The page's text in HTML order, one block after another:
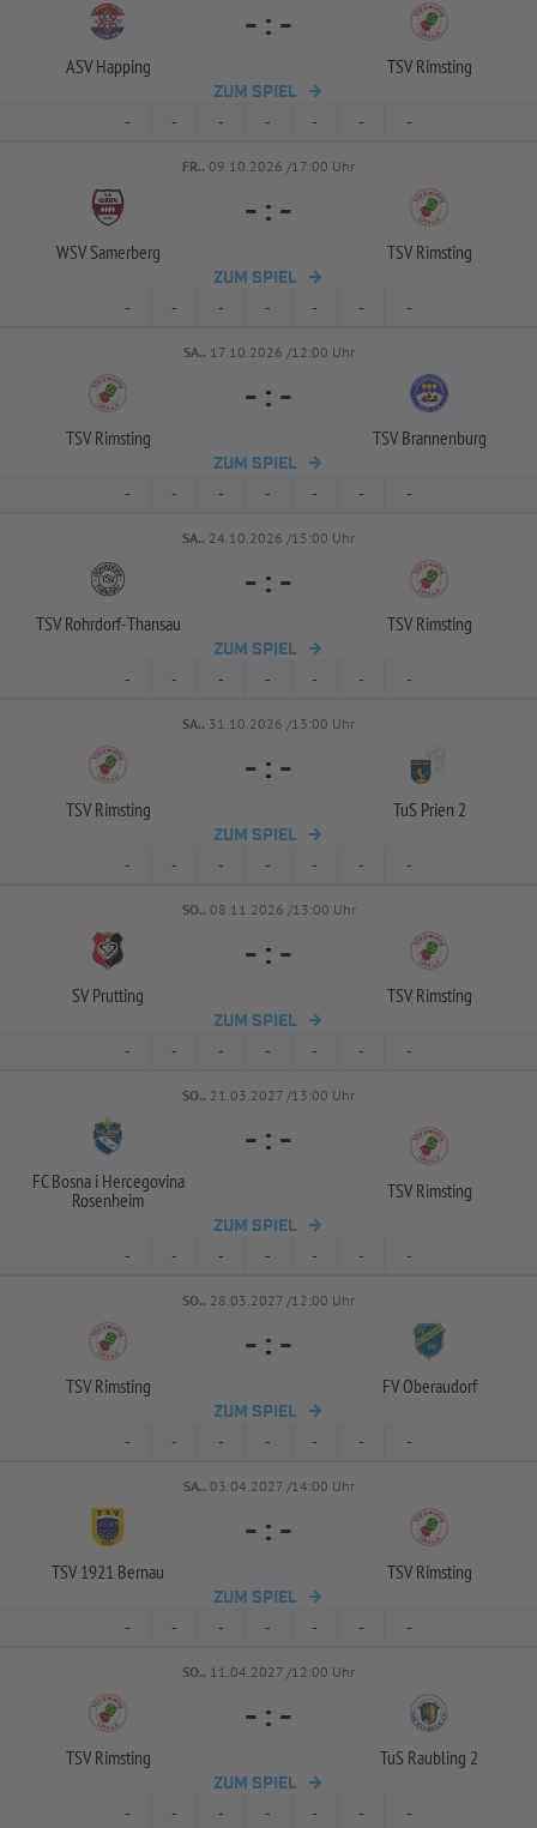
ASV Happing
- : -
TSV Rimsting
ZUM SPIEL
- - - - - - -
FR.. 09.10.2026 /17:00 Uhr
WSV Samerberg
- : -
TSV Rimsting
ZUM SPIEL
- - - - - - -
SA.. 17.10.2026 /12:00 Uhr
TSV Rimsting
- : -
TSV Brannenburg
ZUM SPIEL
- - - - - - -
SA.. 24.10.2026 /15:00 Uhr
TSV Rohrdorf-Thansau
- : -
TSV Rimsting
ZUM SPIEL
- - - - - - -
SA.. 31.10.2026 /13:00 Uhr
TSV Rimsting
- : -
TuS Prien 2
ZUM SPIEL
- - - - - - -
SO.. 08.11.2026 /13:00 Uhr
SV Prutting
- : -
TSV Rimsting
ZUM SPIEL
- - - - - - -
SO.. 21.03.2027 /13:00 Uhr
FC Bosna i Hercegovina
Rosenheim
- : -
TSV Rimsting
ZUM SPIEL
- - - - - - -
SO.. 28.03.2027 /12:00 Uhr
TSV Rimsting
- : -
FV Oberaudorf
ZUM SPIEL
- - - - - - -
SA.. 03.04.2027 /14:00 Uhr
TSV 1921 Bernau
- : -
TSV Rimsting
ZUM SPIEL
- - - - - - -
SO.. 11.04.2027 /12:00 Uhr
TSV Rimsting
- : -
TuS Raubling 2
ZUM SPIEL
- - - - - - -